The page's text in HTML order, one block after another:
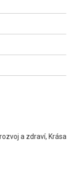
a zdraví, Krása